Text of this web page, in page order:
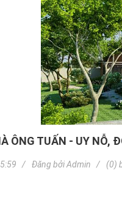
ÔNG TUẤN - UY NỖ,
Đăng bởiAdmin (0)